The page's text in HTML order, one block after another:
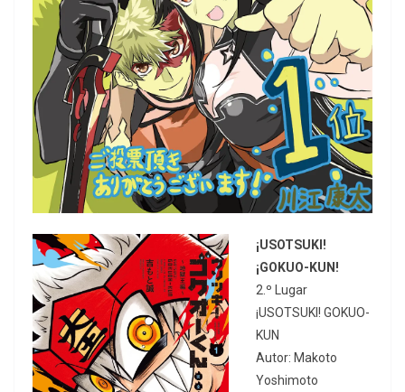
¡USOTSUKI!
¡GOKUO-KUN!
2.º Lugar
¡USOTSUKI! GOKUO-
KUN
Autor: Makoto
Yoshimoto